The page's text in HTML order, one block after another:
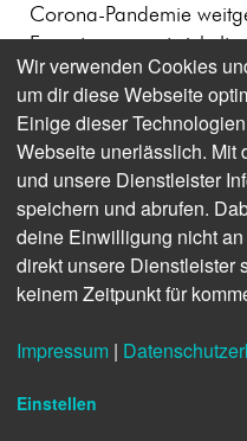
Corona-Pandemie
Erwartungen entwickelt
Geschäftsfeldern –
getriebenen – sogar
Jahresüberschuss von
Prognose aus dem
Ergebnis liegt damit am
Zielkorridors.
Hierbei ist zu
durch eine um EUR 3,5
beeinflusst wurde. Ohne
das Ergebnis
Ursächlich für das
Wir verwenden Cookies
um dir diese Webseite
Einige dieser
Webseite unerlässlich. Mit
und unsere Dienstleister
speichern und abrufen.
deine Einwilligung nicht
direkt unsere Dienstleister
keinem Zeitpunkt für
Impressum |
Einstellen